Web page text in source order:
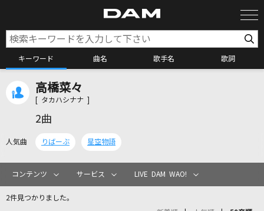
キーワード 曲名 歌手名 歌詞
カラオケリクエスト
高橋菜々
[ タカハシナナ ]
2曲
人気曲 りばーぶ 星空物語
コンテンツ サービス LIVE DAM WAO!
2件見つかりました。